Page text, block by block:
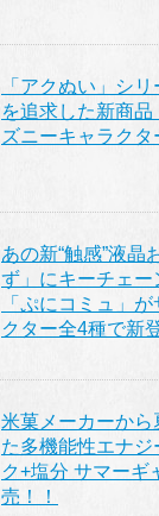
「アクぬい」シ
を追求した新商
ズニーキャラクタ
あの新“触感”液晶
ず」にキーチェ
「ぷにコミュ」
クター全4種で新
米菓メーカーから
た多機能性エナ
ク+塩分 サマーギ
売！！